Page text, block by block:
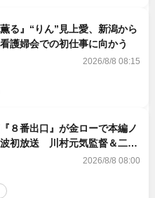
る』“りん”見上愛、新潟から
護婦会での初仕事に向かう
2026/8/8 08:15
８番出口』が金ローで本編ノ
初放送 川村元気監督＆二宮
2026/8/8 08:00